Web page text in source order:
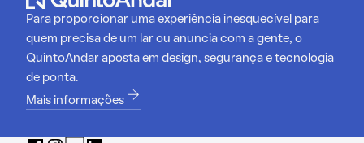
Para proporcionar uma experiência inesquecível para
quem precisa de um lar ou anuncia com a gente, o
QuintoAndar aposta em design, segurança e tecnologia
de ponta.
Mais informações